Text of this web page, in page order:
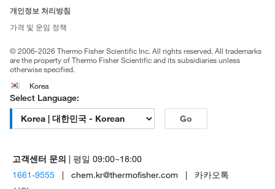
브랜드
개인정보 처리방침
가격 및 운임 정책
© 2006-2026 Thermo Fisher Scientific Inc. All rights reserved. All trademarks
are the property of Thermo Fisher Scientific and its subsidiaries unless
otherwise specified.
Korea
Select Language:
Go
고객센터 문의 | 평일 09:00~18:00
1661-9555 | chem.kr@thermofisher.com | 카카오톡